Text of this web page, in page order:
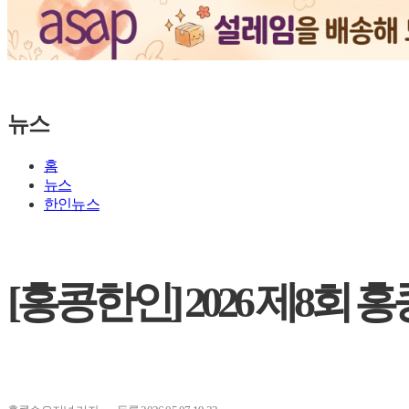
뉴스
홈
뉴스
한인뉴스
[홍콩한인] 2026 제8회